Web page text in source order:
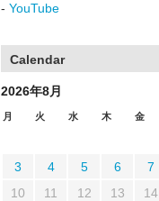
- YouTube
Calendar
2026年8月
月 火 水 木 金
3
4 5 6 7
10
11 12 13 14